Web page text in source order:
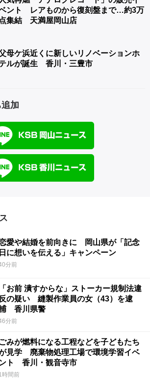
ント レアものから復刻盤まで…約3万
点集結 天満屋岡山店
母ケ浜近くに新しいリノベーションホ
ルが誕生 香川・三豊市
加
愛や結婚を前向きに 岡山県が「記念
日に想いを伝える」キャンペーン
分前
「お前 潰すからな」ストーカー規制法違
反の疑い 縫製作業員の女（43）を逮
香川県警
分前
みが燃料になる工程などを子どもたち
見学 廃棄物処理工場で環境学習イベ
ント 香川・観音寺市
時間前